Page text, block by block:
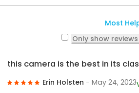
Most
Only show
this camera is the best in its
Erin Holsten - May 24, 2023